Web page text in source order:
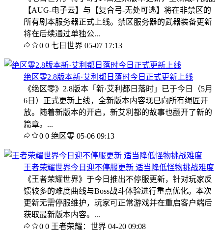
【AUG-电子云】与【复合弓-无处可逃】将在非禁区的
所有剧本服务器正式上线。禁区服务器的武器装备更新
将在后续通过单独公...
0 0 七日世界 05-07 17:13
绝区零2.8版本新·艾利都日落时今日正式更新上线
《绝区零》2.8版本「新·艾利都日落时」已于今日（5月
6日）正式更新上线，全新版本内容现已向所有绳匠开
放。随着新版本的开启，新艾利都的故事也翻开了新的
篇章。...
0 0 绝区零 05-06 09:13
王者荣耀世界今日迎不停服更新 适当降低怪物挑战难度
《王者荣耀世界》于今日推出不停服更新，针对玩家反
馈较多的难度曲线与Boss战斗体验进行重点优化。本次
更新无需停服维护，玩家可正常游戏并在重启客户端后
获取最新版本内容。...
0 0 王者荣耀：世界 04-20 09:08